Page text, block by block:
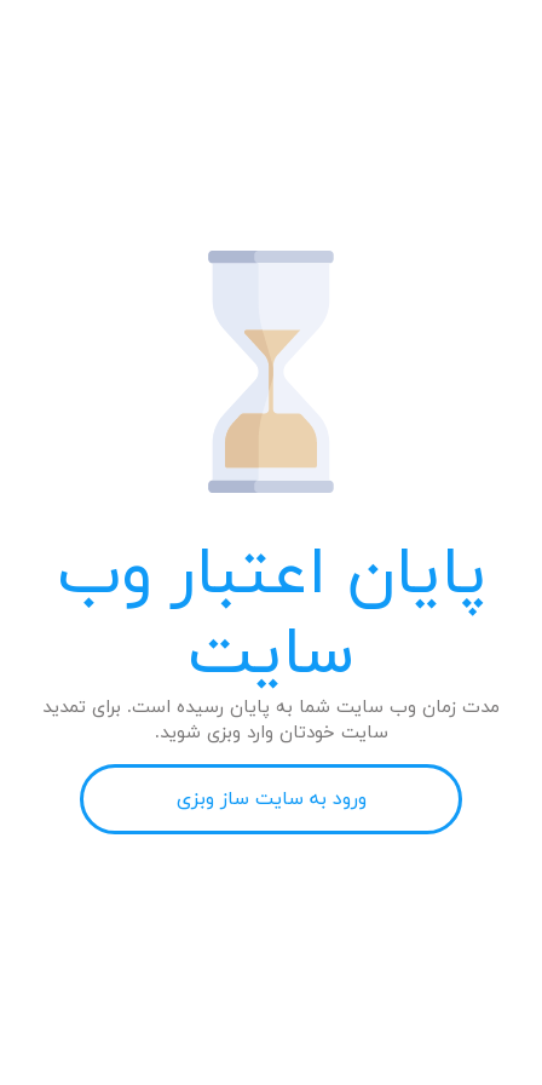
پایان اعتبار وب
سایت
مدت زمان وب سایت شما به پایان رسیده است. برای تمدید
سایت خودتان وارد وبزی شوید.
ورود به سایت ساز وبزی